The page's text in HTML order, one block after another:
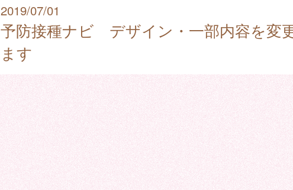
2019/07/01
予防接種ナビ デザイン・一部内容を変
ます